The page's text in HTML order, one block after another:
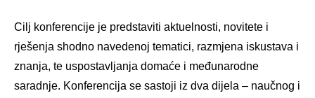
Cilj konferencije je predstaviti aktuelnosti, novitete i
rješenja shodno navedenoj tematici, razmjena iskustava i
znanja, te uspostavljanja domaće i međunarodne
saradnje. Konferencija se sastoji iz dva dijela – naučnog i